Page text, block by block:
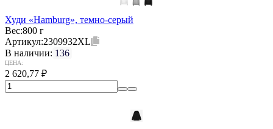
Худи «Hamburg», темно-серый
Вес:800 г
Артикул:2309932XL
В наличии: 136
ЦЕНА:
2 620,77 ₽